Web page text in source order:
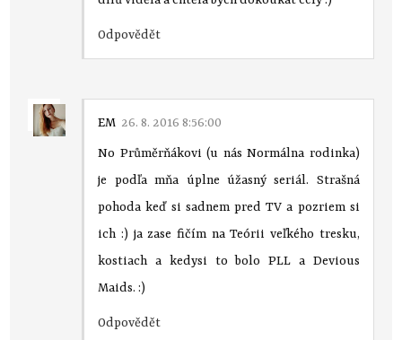
Odpovědět
EM 26. 8. 2016 8:56:00
No Průměrňákovi (u nás Normálna rodinka)
je podľa mňa úplne úžasný seriál. Strašná
pohoda keď si sadnem pred TV a pozriem si
ich :) ja zase fičím na Teórii veľkého tresku,
kostiach a kedysi to bolo PLL a Devious
Maids. :)
Odpovědět